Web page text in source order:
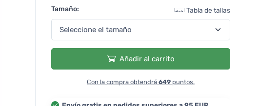
Tamaño: Tabla de tallas
Añadir al carrito
Con la compra obtendrá 649 puntos.